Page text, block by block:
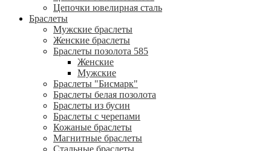
Цепочки ювелирная сталь
Браслеты
Мужские браслеты
Женские браслеты
Браслеты позолота 585
Женские
Мужские
Браслеты "Бисмарк"
Браслеты белая позолота
Браслеты из бусин
Браслеты с черепами
Кожаные браслеты
Магнитные браслеты
Стальные браслеты